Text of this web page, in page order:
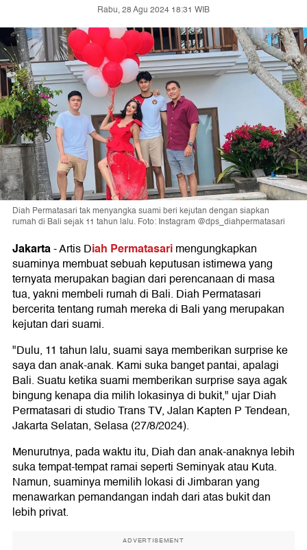
Rabu, 28 Agu 2024 18:31 WIB
Diah Permatasari tak menyangka suami beri kejutan dengan siapkan
rumah di Bali sejak 11 tahun lalu. Foto: Instagram @dps_diahpermatasari
Jakarta-Artis Diah Permatasarimengungkapkan
suaminya membuat sebuah keputusan istimewa yang
ternyata merupakan bagian dari perencanaan di masa
tua, yakni membeli rumah di Bali. Diah Permatasari
bercerita tentang rumah mereka di Bali yang merupakan
kejutan dari suami.
"Dulu, 11 tahun lalu, suami saya memberikan surprise ke
saya dan anak-anak. Kami suka banget pantai, apalagi
Bali. Suatu ketika suami memberikan surprise saya agak
bingung kenapa dia milih lokasinya di bukit," ujar Diah
Permatasari di studio Trans TV, Jalan Kapten P Tendean,
Jakarta Selatan, Selasa (27/8/2024).
Menurutnya, pada waktu itu, Diah dan anak-anaknya lebih
suka tempat-tempat ramai seperti Seminyak atau Kuta.
Namun, suaminya memilih lokasi di Jimbaran yang
menawarkan pemandangan indah dari atas bukit dan
lebih privat.
ADVERTISEMENT